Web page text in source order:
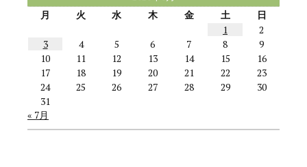
月
火 水 木 金 土
日
1
2
3
4 5 6 7 8
9
10
11 12 13 14 15
16
17
18 19 20 21 22
23
24
25 26 27 28 29
30
31
« 7月